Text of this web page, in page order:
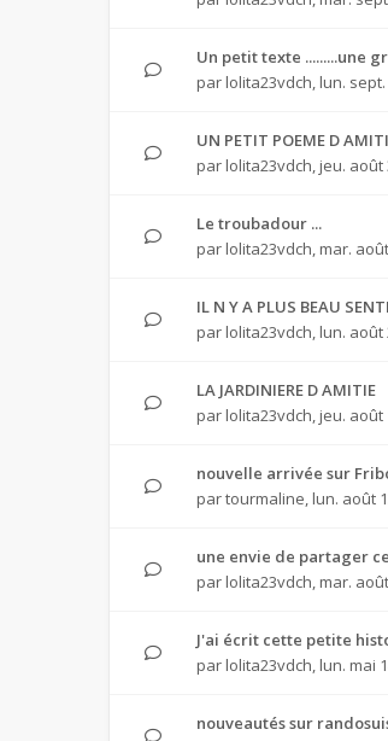
Un petit texte .........une
par lolita23vdch, lun. sept.
UN PETIT POEME D
par lolita23vdch, jeu. août
Le troubadour ...
par lolita23vdch, mar.
IL N Y A PLUS BEAU
par lolita23vdch, lun. août
LA JARDINIERE D AMITIE
par lolita23vdch, jeu. août
nouvelle arrivée sur
partourmaline, lun. août
une envie de partager
par lolita23vdch, mar.
J'ai écrit cette petite
par lolita23vdch, lun. mai
nouveautés sur